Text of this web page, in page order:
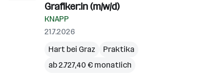
Grafiker:in (m/w/d)
KNAPP
21.7.2026
Hart bei Graz
Praktika
ab 2.727,40 € monatlich